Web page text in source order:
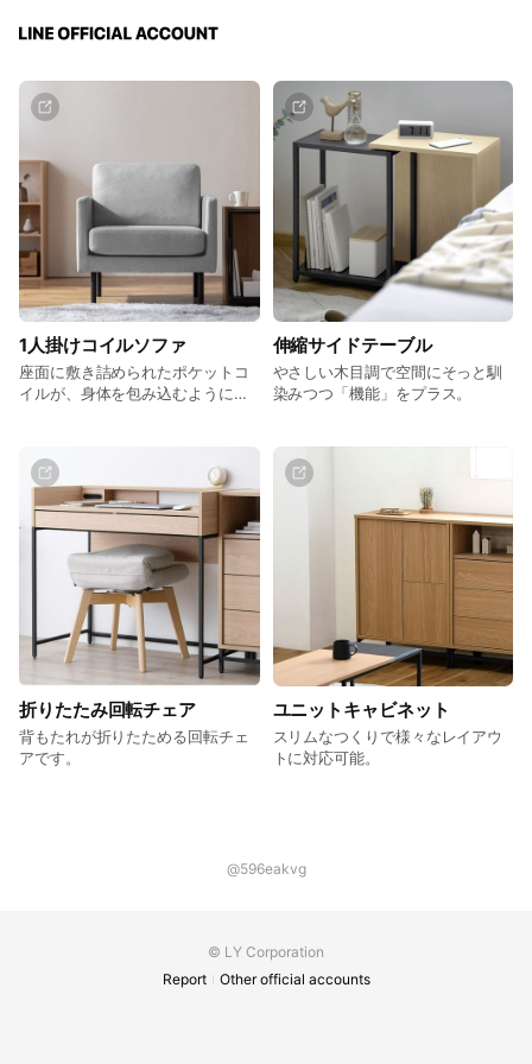
1人掛けコイルソファ
座面に敷き詰められたポケットコ
イルが、身体を包み込むように支
伸縮サイドテーブル
やさしい木目調で空間にそっと馴
染みつつ「機能」をプラス。
折りたたみ回転チェア
背もたれが折りたためる回転チェ
アです。
ユニットキャビネット
スリムなつくりで様々なレイアウ
トに対応可能。
@596eakvg
© LY Corporation
Report
Other official accounts